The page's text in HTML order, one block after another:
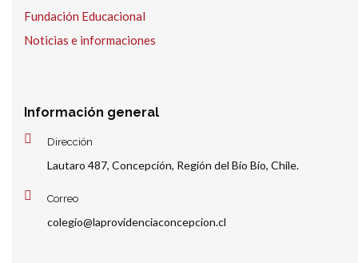
Fundación Educacional
Noticias e informaciones
Información general
Dirección
Lautaro 487, Concepción, Región del Bío Bío, Chile.
Correo
colegio@laprovidenciaconcepcion.cl